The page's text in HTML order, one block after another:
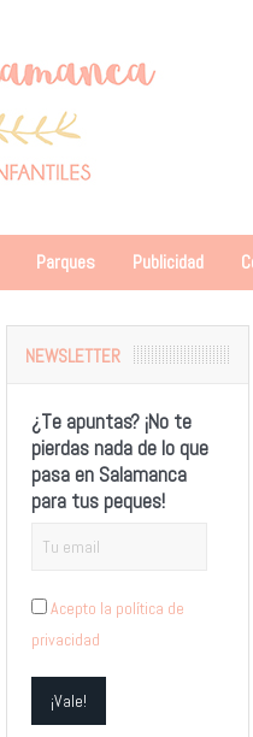
Parques Publicidad
NEWSLETTER
¿Te apuntas? ¡No te
pierdas nada de lo que
pasa en Salamanca
para tus peques!
Acepto la política de
privacidad